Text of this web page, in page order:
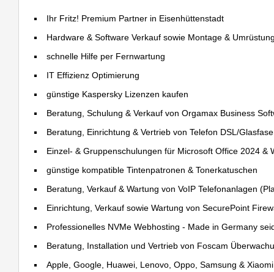
Ihr Fritz! Premium Partner in Eisenhüttenstadt
Hardware & Software Verkauf sowie Montage &
schnelle Hilfe per Fernwartung
IT Effizienz Optimierung
günstige Kaspersky Lizenzen kaufen
Beratung, Schulung & Verkauf von Orgamax Business
Beratung, Einrichtung & Vertrieb von Telefon DSL/
Einzel- & Gruppenschulungen für Microsoft Office 2024 &
günstige kompatible Tintenpatronen & Tonerkatuschen
Beratung, Verkauf & Wartung von VoIP Telefonanlagen
Einrichtung, Verkauf sowie Wartung von SecurePoint
Professionelles NVMe Webhosting - Made in Germany
Beratung, Installation und Vertrieb von Foscam
Apple, Google, Huawei, Lenovo, Oppo, Samsung &